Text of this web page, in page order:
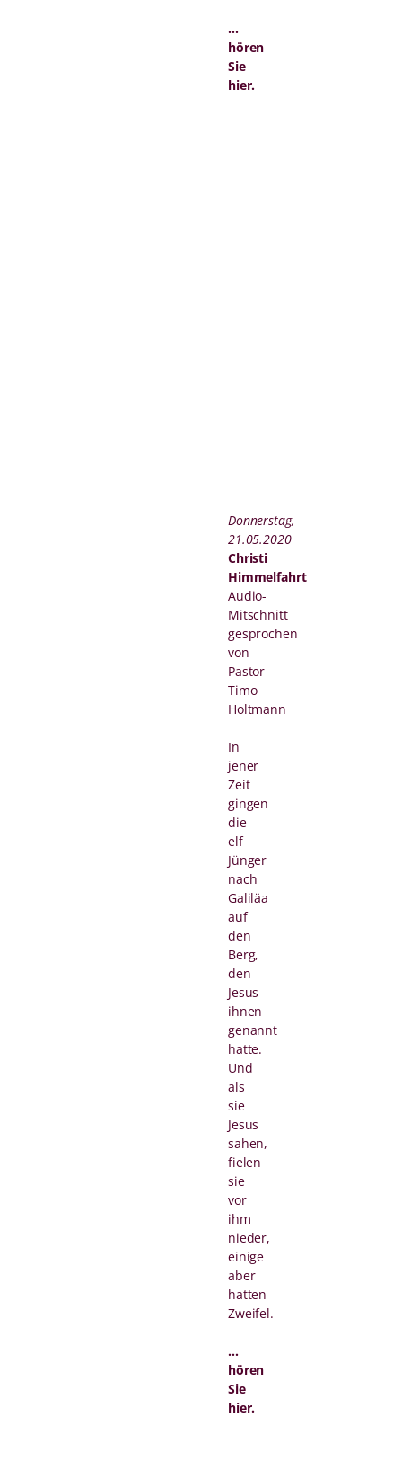
...
hören
Sie
hier.
Donnerstag,
21.05.2020
Christi
Himmelfahrt
Audio-
Mitschnitt
gesprochen
von
Pastor
Timo
Holtmann
In
jener
Zeit
gingen
die
elf
Jünger
nach
Galiläa
auf
den
Berg,
den
Jesus
ihnen
genannt
hatte.
Und
als
sie
Jesus
sahen,
fielen
sie
vor
ihm
nieder,
einige
aber
hatten
Zweifel.
...
hören
Sie
hier.